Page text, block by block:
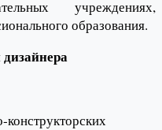
учреждениях,
образования.
конструкторских